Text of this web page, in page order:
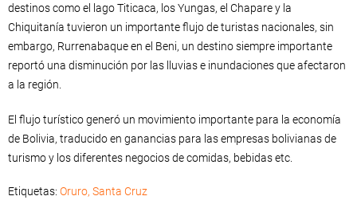
destinos como el lago Titicaca, los Yungas, el Chapare y la
Chiquitanía tuvieron un importante flujo de turistas nacionales, sin
embargo, Rurrenabaque en el Beni, un destino siempre importante
reportó una disminución por las lluvias e inundaciones que afectaron
a la región.
El flujo turístico generó un movimiento importante para la economía
de Bolivia, traducido en ganancias para las empresas bolivianas de
turismo y los diferentes negocios de comidas, bebidas etc.
Etiquetas: Oruro, Santa Cruz